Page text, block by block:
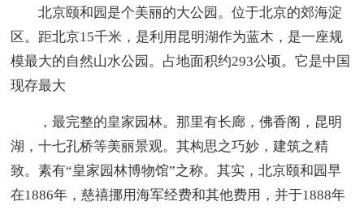
北京颐和园是个美丽的大公园。位于北京的郊海淀
区。距北京15千米，是利用昆明湖作为蓝木，是一座规
模最大的自然山水公园。占地面积约293公顷。它是中国
现存最大
，最完整的皇家园林。那里有长廊，佛香阁，昆明
湖，十七孔桥等美丽景观。其构思之巧妙，建筑之精
致。素有“皇家园林博物馆”之称。其实，北京颐和园早
在1886年，慈禧挪用海军经费和其他费用，并于1888年